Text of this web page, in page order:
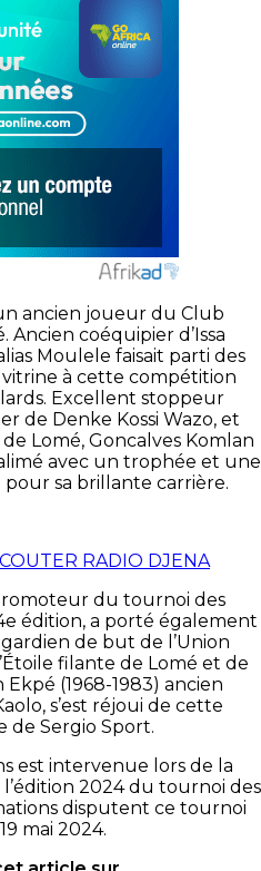
ancien joueur du Club
Ancien coéquipier d’Issa
Moulele faisait parti des
à cette compétition
Excellent stoppeur
de Denke Kossi Wazo, et
Lomé, Goncalves Komlan
avec un trophée et une
sa brillante carrière.
du tournoi des
édition, a porté également
de but de l’Union
filante de Lomé et de
Ekpé (1968-1983) ancien
s’est réjoui de cette
de Sergio Sport.
est intervenue lors de la
2024 du tournoi des
disputent ce tournoi
mai 2024.